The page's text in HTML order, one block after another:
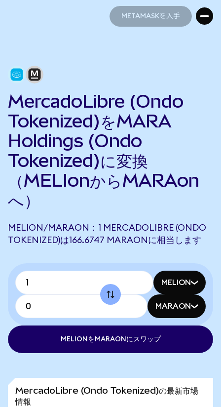
METAMASKを入手
MercadoLibre (Ondo
Tokenized)をMARA
Holdings (Ondo
Tokenized)に変換
（MELIonからMARAon
へ）
MELION/MARAON：1 MERCADOLIBRE (ONDO
TOKENIZED)は166.6747 MARAONに相当します
MELION
MARAON
MELIONをMARAONにスワップ
MercadoLibre (Ondo Tokenized)の最新市場
情報